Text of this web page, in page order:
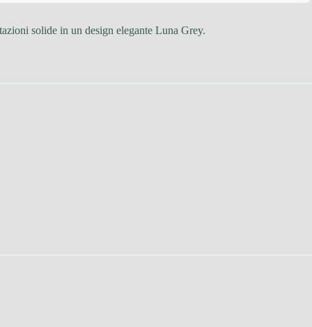
solide in un design elegante Luna Grey.